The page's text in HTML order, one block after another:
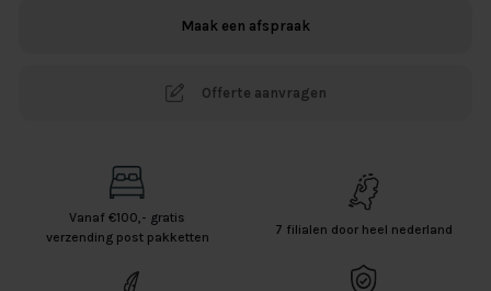
Maak een afspraak
Offerte aanvragen
Vanaf €100,- gratis
verzending post pakketten
7 filialen door heel nederland